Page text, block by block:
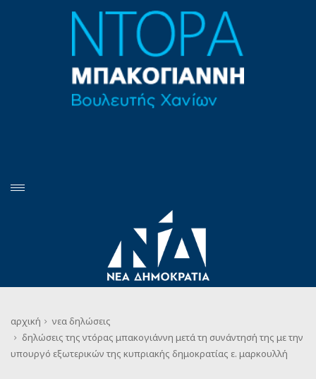
αρχική νεα δηλώσεις
δηλώσεις της ντόρας μπακογιάννη μετά τη συνάντησή της με την
υπουργό εξωτερικών της κυπριακής δημοκρατίας ε. μαρκουλλή